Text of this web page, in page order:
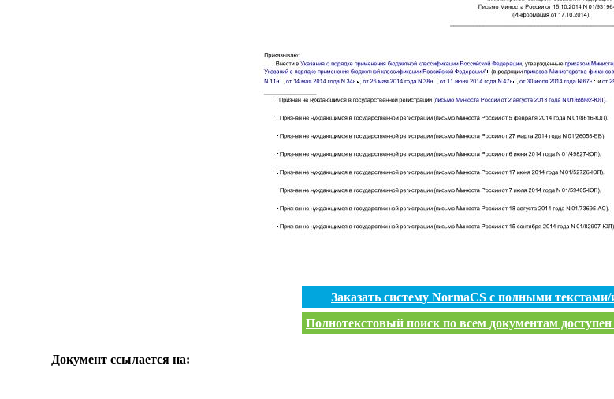
Заказать систему NormaCS с полными
Полнотекстовый поиск по всем документам доступен
Документ ссылается на: